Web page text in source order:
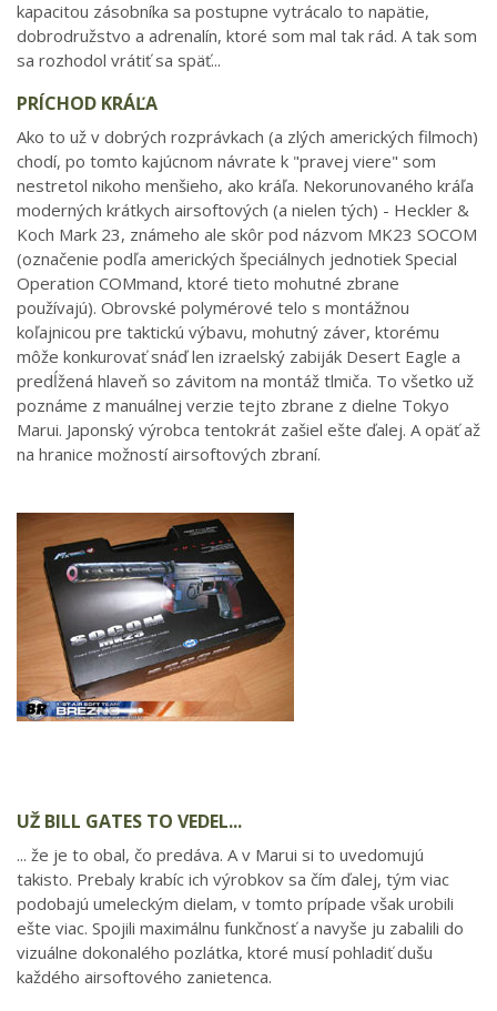
kapacitou zásobníka sa postupne vytrácalo to napätie,
dobrodružstvo a adrenalín, ktoré som mal tak rád. A tak som
sa rozhodol vrátiť sa späť...
PRÍCHOD KRÁĽA
Ako to už v dobrých rozprávkach (a zlých amerických filmoch)
chodí, po tomto kajúcnom návrate k "pravej viere" som
nestretol nikoho menšieho, ako kráľa. Nekorunovaného kráľa
moderných krátkych airsoftových (a nielen tých) - Heckler &
Koch Mark 23, známeho ale skôr pod názvom MK23 SOCOM
(označenie podľa amerických špeciálnych jednotiek Special
Operation COMmand, ktoré tieto mohutné zbrane
používajú). Obrovské polymérové telo s montážnou
koľajnicou pre taktickú výbavu, mohutný záver, ktorému
môže konkurovať snáď len izraelský zabiják Desert Eagle a
predĺžená hlaveň so závitom na montáž tlmiča. To všetko už
poznáme z manuálnej verzie tejto zbrane z dielne Tokyo
Marui. Japonský výrobca tentokrát zašiel ešte ďalej. A opäť až
na hranice možností airsoftových zbraní.
UŽ BILL GATES TO VEDEL...
... že je to obal, čo predáva. A v Marui si to uvedomujú
takisto. Prebaly krabíc ich výrobkov sa čím ďalej, tým viac
podobajú umeleckým dielam, v tomto prípade však urobili
ešte viac. Spojili maximálnu funkčnosť a navyše ju zabalili do
vizuálne dokonalého pozlátka, ktoré musí pohladiť dušu
každého airsoftového zanietenca.